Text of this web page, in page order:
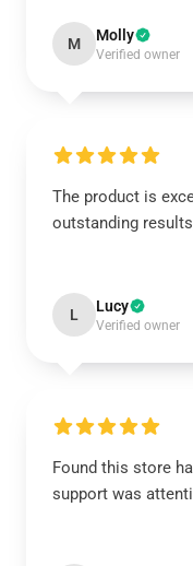
M Molly
Verified owner
The product is
outstanding
L Lucy
Verified owner
Found this store
support was